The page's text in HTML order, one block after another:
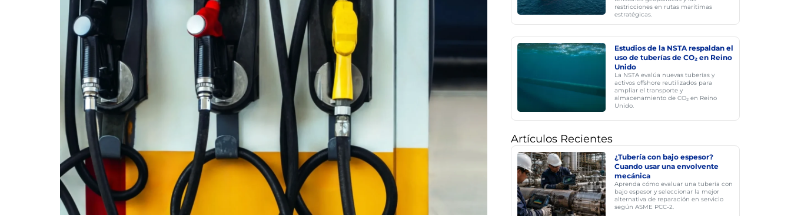
restricciones en rutas marítimas
estratégicas.
Estudios de la NSTA respaldan el
uso de tuberías de CO₂ en Reino
Unido
La NSTA evalúa nuevas tuberías y
activos offshore reutilizados para
ampliar el transporte y
almacenamiento de CO₂ en Reino
Unido.
Artículos Recientes
¿Tubería con bajo espesor?
Cuando usar una envolvente
mecánica
Aprenda cómo evaluar una tubería con
bajo espesor y seleccionar la mejor
alternativa de reparación en servicio
según ASME PCC-2.